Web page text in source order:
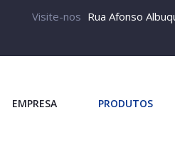
Visite-nos Rua Afonso
EMPRESA PRODUTOS